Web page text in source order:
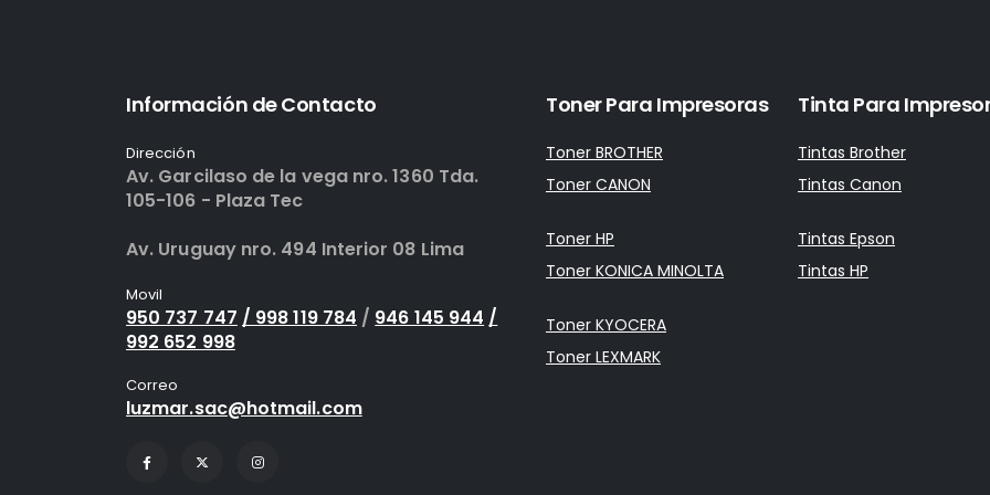
Información de Contacto
Dirección
Av. Garcilaso de la vega nro. 1360 Tda.
105-106 - Plaza Tec
Av. Uruguay nro. 494 Interior 08 Lima
Movil
950 737 747 / 998 119 784 / 946 145 944 /
992 652 998
Correo
luzmar.sac@hotmail.com
Toner Para Impresoras
Toner BROTHER
Toner CANON
Toner HP
Toner KONICA MINOLTA
Toner KYOCERA
Toner LEXMARK
Tinta Para
Tintas Brother
Tintas Canon
Tintas Epson
Tintas HP